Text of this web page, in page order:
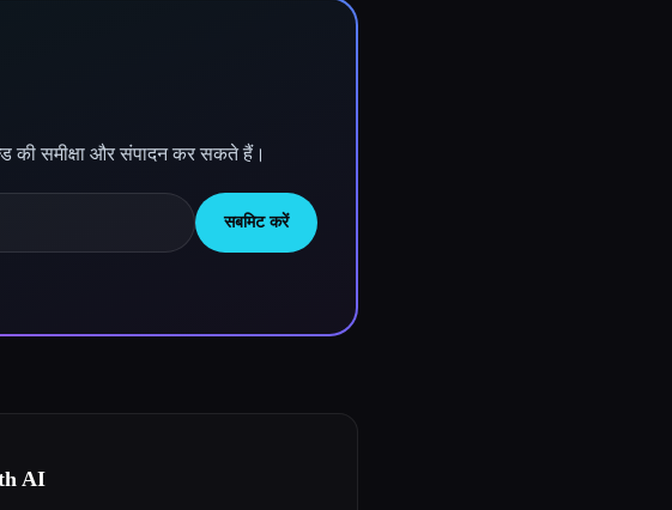
की समीक्षा और संपादन कर सकते हैं।
सबमिट करें
AI